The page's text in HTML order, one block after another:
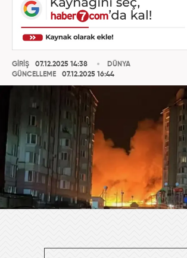
GİRİŞ
07.12.2025 14:38
GÜNCELLEME
07.12.2025 16:44
DÜNYA